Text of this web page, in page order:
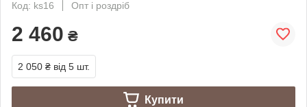
Код: ks16
Опт і роздріб
2 460 ₴
2 050 ₴ від 5 шт.
Купити